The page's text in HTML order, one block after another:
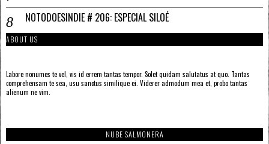
NOTODOESINDIE # 206: ESPECIAL SILOÉ
ABOUT US
Labore nonumes te vel, vis id errem tantas tempor. Solet quidam salutatus at quo. Tantas
comprehensam te sea, usu sanctus similique ei. Viderer admodum mea et, probo tantas
alienum ne vim.
NUBE SALMONERA